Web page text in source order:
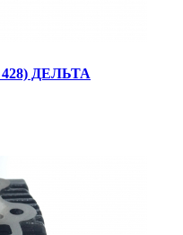
428) ДЕЛЬТА